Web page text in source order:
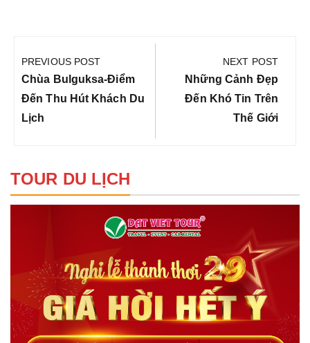
hướng
bài
viết
PREVIOUS POST
Previous
Post:
Chùa Bulguksa-Điểm
Đến Thu Hút Khách Du
Lịch
NEXT POST
Next
Post:
Những Cảnh Đẹp
Đến Khó Tin Trên
Thế Giới
TOUR DU LỊCH